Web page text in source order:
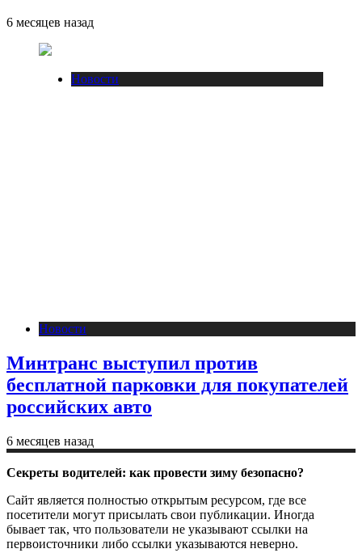
6 месяцев назад
Новости
Новости
Минтранс выступил против
бесплатной парковки для покупателей
российских авто
6 месяцев назад
Секреты водителей: как провести зиму безопасно?
Сайт является полностью открытым ресурсом, где все
посетители могут присылать свои публикации. Иногда
бывает так, что пользователи не указывают ссылки на
первоисточники либо ссылки указываются неверно.